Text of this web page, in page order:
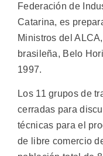
Federación de
Catarina, es
Ministros del
brasileña, Belo
1997.
Los 11 grupos de
cerradas para
técnicas para el
de libre comercio